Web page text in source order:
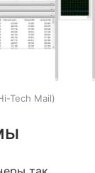
Tech Mail